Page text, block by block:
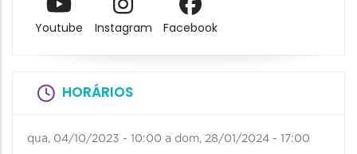
Youtube Instagram Facebook
HORÁRIOS
qua, 04/10/2023 - 10:00 a dom, 28/01/2024 - 17:00